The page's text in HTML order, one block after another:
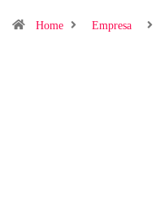
Home
Empresa